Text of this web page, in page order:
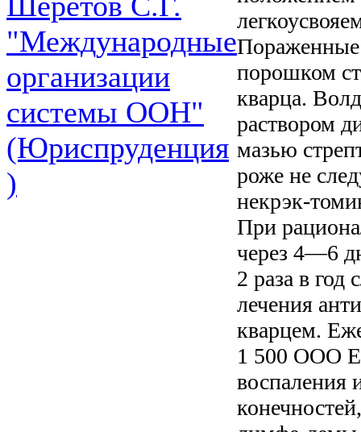
"Международные
организации
системы ООН"
(Юриспруденция
)
порошком
кварца.
раствором
мазью
роже не
некрэк-
При
через 4—6
2 раза в
лечения
кварцем.
1 500 ООО
воспаления